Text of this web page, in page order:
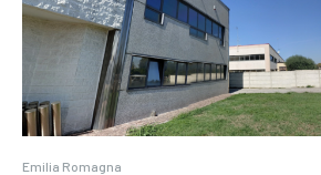
Emilia Romagna